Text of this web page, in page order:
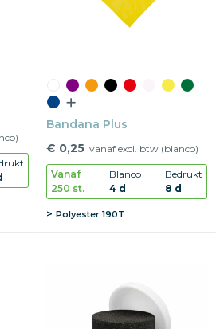
Bandana Plus
€ 0,25 vanaf excl. btw (blanco)
Vanaf
250 st.
Blanco
4 d
Bedrukt
8 d
Polyester 190T